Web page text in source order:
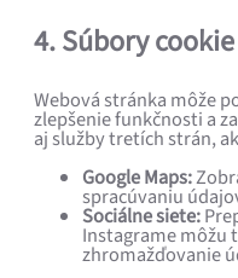
4. Súbory
Webová stránka môže
zlepšenie funkčnosti a
aj služby tretích strán,
Google Maps:
spracúvaniu
Sociálne siete:
Instagrame
zhromažďovanie